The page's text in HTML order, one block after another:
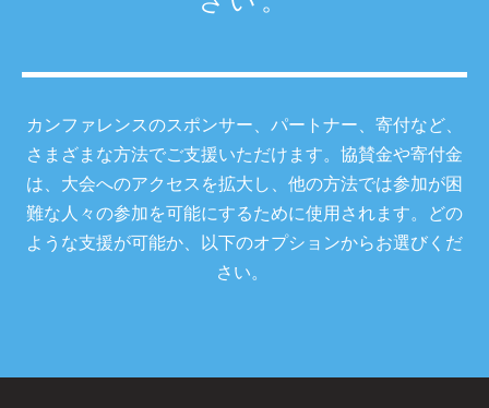
カンファレンスのスポンサー、パートナー、寄付など、
さまざまな方法でご支援いただけます。協賛金や寄付金
は、大会へのアクセスを拡大し、他の方法では参加が困
難な人々の参加を可能にするために使用されます。どの
ような支援が可能か、以下のオプションからお選びくだ
さい。